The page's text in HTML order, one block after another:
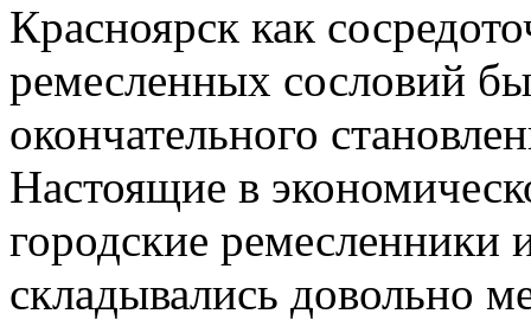
Красноярск как
ремесленных сословий
окончательного
Настоящие в
городские ремесленники
складывались довольно